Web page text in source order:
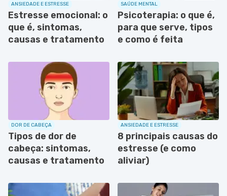
ANSIEDADE E ESTRESSE
Estresse emocional: o
que é, sintomas,
causas e tratamento
SAÚDE MENTAL
Psicoterapia: o que é,
para que serve, tipos
e como é feita
DOR DE CABEÇA
Tipos de dor de
cabeça: sintomas,
causas e tratamento
ANSIEDADE E ESTRESSE
8 principais causas do
estresse (e como
aliviar)